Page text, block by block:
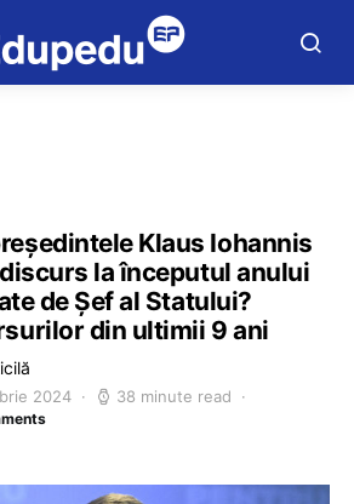
Klaus Iohannis
la începutul anului
de Șef al Statului?
din ultimii 9 ani
2024 38 minute read